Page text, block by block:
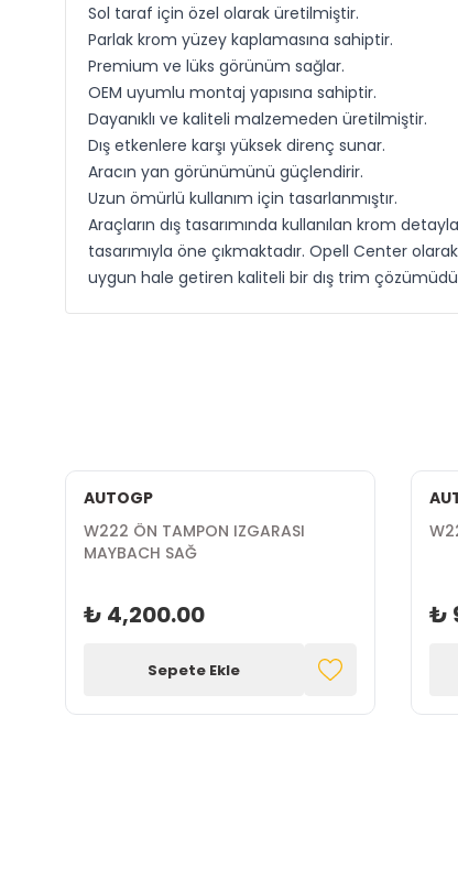
Sol taraf için özel olarak üretilmiştir.
Parlak krom yüzey kaplamasına sahiptir.
Premium ve lüks görünüm sağlar.
OEM uyumlu montaj yapısına sahiptir.
Dayanıklı ve kaliteli malzemeden üretilmiştir.
Dış etkenlere karşı yüksek direnç sunar.
Aracın yan görünümünü güçlendirir.
Uzun ömürlü kullanım için tasarlanmıştır.
Araçların dış tasarımında kullanılan krom
tasarımıyla öne çıkmaktadır. Opell Center
uygun hale getiren kaliteli bir dış trim
AUTOGP
W222 ÖN TAMPON IZGARASI
MAYBACH SAĞ
₺ 4,200.00
Sepete Ekle
₺